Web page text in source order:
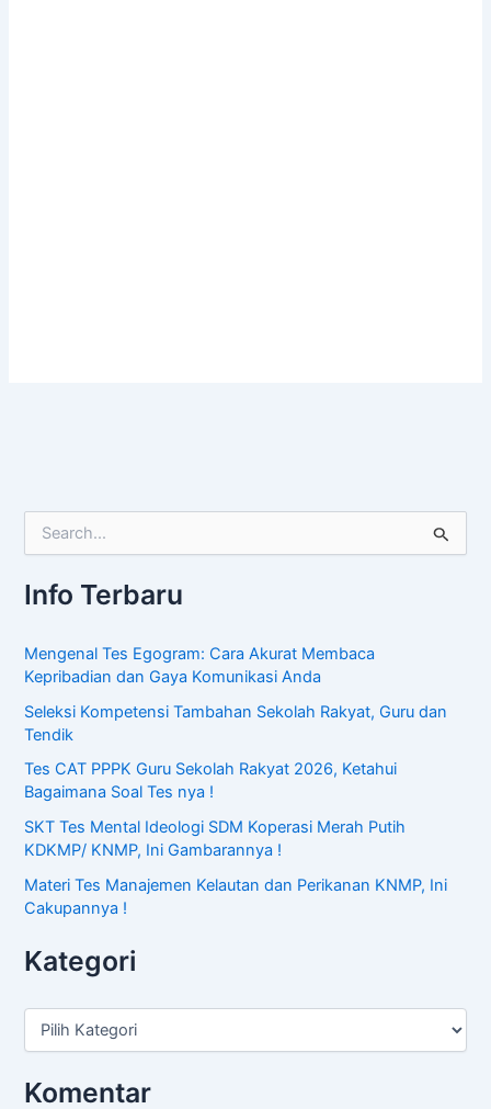
a
t
u
k
:
Info Terbaru
Mengenal Tes Egogram: Cara Akurat Membaca
Kepribadian dan Gaya Komunikasi Anda
Seleksi Kompetensi Tambahan Sekolah Rakyat, Guru dan
Tendik
Tes CAT PPPK Guru Sekolah Rakyat 2026, Ketahui
Bagaimana Soal Tes nya !
SKT Tes Mental Ideologi SDM Koperasi Merah Putih
KDKMP/ KNMP, Ini Gambarannya !
Materi Tes Manajemen Kelautan dan Perikanan KNMP, Ini
Cakupannya !
Kategori
Komentar